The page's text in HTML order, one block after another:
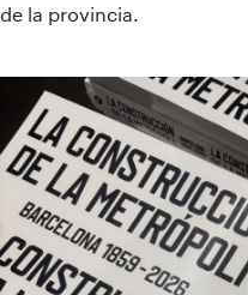
de la provincia.